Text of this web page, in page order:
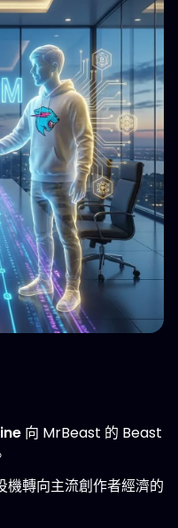
向 MrBeast 的 Beast
機轉向主流創作者經濟的